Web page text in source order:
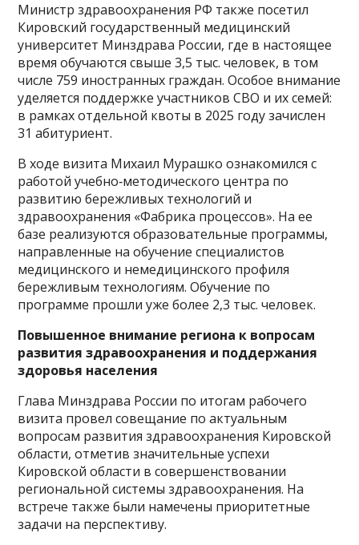
Министр здравоохранения РФ также посетил
Кировский государственный медицинский
университет Минздрава России, где в настоящее
время обучаются свыше 3,5 тыс. человек, в том
числе 759 иностранных граждан. Особое внимание
уделяется поддержке участников СВО и их семей:
в рамках отдельной квоты в 2025 году зачислен
31 абитуриент.
В ходе визита Михаил Мурашко ознакомился с
работой учебно‑методического центра по
развитию бережливых технологий и
здравоохранения «Фабрика процессов». На ее
базе реализуются образовательные программы,
направленные на обучение специалистов
медицинского и немедицинского профиля
бережливым технологиям. Обучение по
программе прошли уже более 2,3 тыс. человек.
Повышенное внимание региона к вопросам
развития здравоохранения и поддержания
здоровья населения
Глава Минздрава России по итогам рабочего
визита провел совещание по актуальным
вопросам развития здравоохранения Кировской
области, отметив значительные успехи
Кировской области в совершенствовании
региональной системы здравоохранения. На
встрече также были намечены приоритетные
задачи на перспективу.